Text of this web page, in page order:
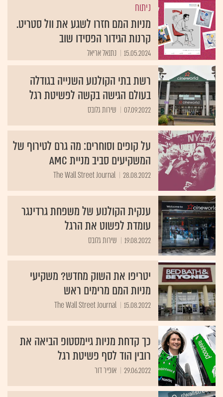
ניתוח
מניות המם חזרו לשגע את וול סטריט.
קרנות הגידור הפסידו שוב
15.05.2024 נתנאל אריאל
רשת בתי הקולנוע השנייה בגודלה
בעולם הגישה בקשה לפשיטת רגל
07.09.2022 שירות גלובס
על קופים וסוחרים: מה גרם לטירוף של
המשקיעים סביב מניית AMC
28.08.2022
The Wall Street Journal
ענקית הקולנוע של משפחת גרדינגר
עומדת לפשוט את הרגל
19.08.2022 שירות גלובס
יטריפו את השוק מחדש? משקיעי
מניות המם מרימים ראש
15.08.2022
The Wall Street Journal
כך קדחת מניות גיימסטופ הביאה את
רובין הוד לסף פשיטת רגל
29.06.2022 אופיר דור